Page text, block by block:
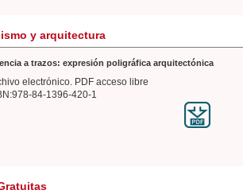
y arquitectura
a trazos: expresión poligráfica arquitectónica
electrónico. PDF acceso libre
84-1396-420-1